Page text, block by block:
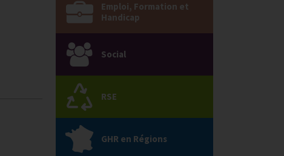
Emploi, Formation et
Handicap
Social
RSE
GHR en Régions